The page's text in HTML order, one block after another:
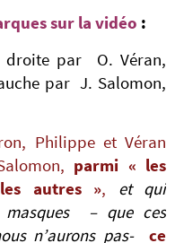
sur la vidéo :
par O. Véran,
par J. Salomon,
Philippe et Véran
parmi « les
autres »,
et qui
– que ces
n’aurons pas-
ce